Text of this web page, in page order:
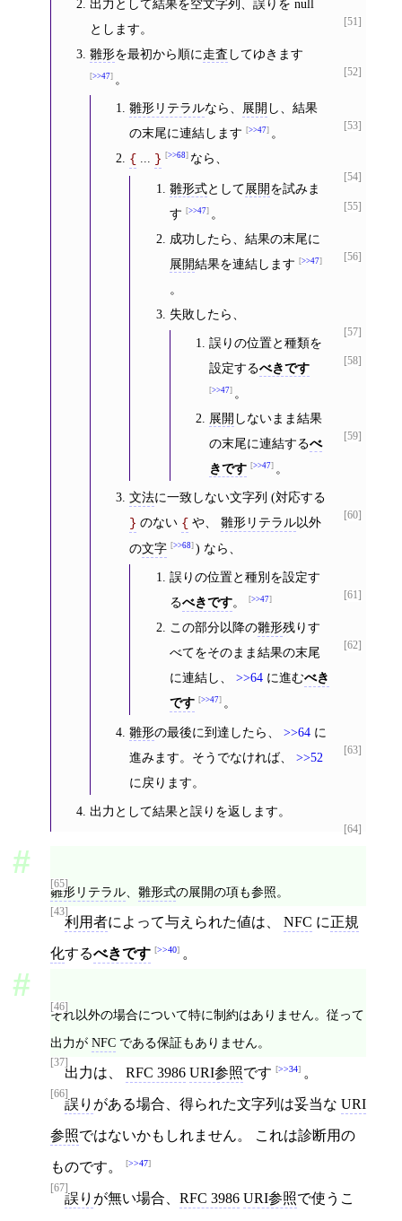
[51]
出力として結果を空文字列、誤りを null
とします。
[52]
雛形を最初から順に走査 してゆきます
>>47 。
[53]
雛形リテラルなら、 展開 し、結果
の末尾に連結します >>47 。
[54]
{ ... } >>68 なら、
[55]
雛形式として展開を試みま
す
>>47 。
[56]
成功したら、結果の末尾に
展開結果を連結します >>47
。
[57]
失敗したら、
[58]
誤りの位置と種類を
設定するべきです
>>47 。
[59]
展開 しないまま結果
の末尾に連結するべ
きです
>>47 。
[60]
文法に一致しない文字列 (対応する
} のない { や、雛形リテラル以外
の文字 >>68 ) なら、
[61]
誤りの位置と種別を設定す
るべきです。 >>47
[62]
この部分以降の雛形残りす
べてをそのまま結果の末尾
に連結し、 >>64に進むべき
です
>>47 。
[63]
雛形の最後に到達したら、>>64 に
進みます。そうでなければ、>>52
に戻ります。
[64]
出力として結果と誤りを返します。
[65]
雛形リテラル、 雛形式の展開の項も参照。
[43]
利用者によって与えられた値は、 NFC に正規
化するべきです >>40 。
[46]
それ以外の場合について特に制約はありません。従って
出力が NFC である保証もありません。
[37]
出力は、 RFC 3986 URI参照です >>34 。
[66]
誤り がある場合、得られた文字列は妥当な URI
参照ではないかもしれません。 これは診断用の
ものです。 >>47
[67]
誤り が無い場合、 RFC 3986 URI参照で使うこ